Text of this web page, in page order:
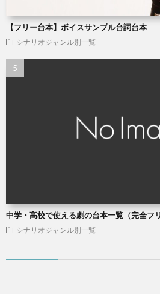
【フリー台本】ボイスサンプル台詞台本
シナリオジャンル別一覧
中学・高校で使える劇の台本一覧（完全フリ
シナリオジャンル別一覧